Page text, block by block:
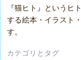
『猫ヒト』というヒ
する絵本・イラスト
す。
カテゴリとタグ